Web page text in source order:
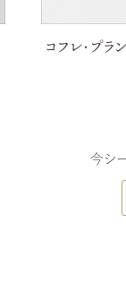
コフレ・プラ
今シ